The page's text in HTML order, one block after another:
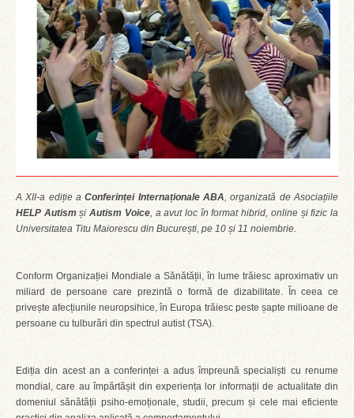
A XII-a ediție aConferinței Internaționale ABA, organizată de Asociațiile
HELP AutismșiAutism Voice, a avut loc în format hibrid, online și fizic la
Universitatea Titu Maiorescu din București, pe 10 și 11 noiembrie.
Conform Organizației Mondiale a Sănătății, în lume trăiesc aproximativ un
miliard de persoane care prezintă o formă de dizabilitate. În ceea ce
privește afecțiunile neuropsihice, în Europa trăiesc peste șapte milioane de
persoane cu tulburări din spectrul autist (TSA).
Ediția din acest an a conferinței a adus împreună specialiști cu renume
mondial, care au împărtășit din experiența lor informații de actualitate din
domeniul sănătății psiho-emoționale, studii, precum și cele mai eficiente